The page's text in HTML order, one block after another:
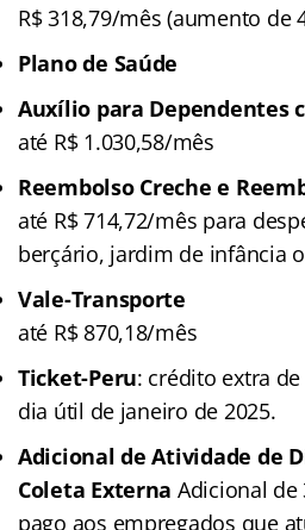
R$ 318,79/mês (aumento de
Plano de Saúde
Auxílio para Dependentes
até R$ 1.030,58/mês
Reembolso Creche e
até R$ 714,72/mês para
berçário, jardim de infância
Vale-Transporte
até R$ 870,18/mês
Ticket-Peru: crédito extra de
dia útil de janeiro de 2025.
Adicional de Atividade de
Coleta Externa Adicional de
pago aos empregados que